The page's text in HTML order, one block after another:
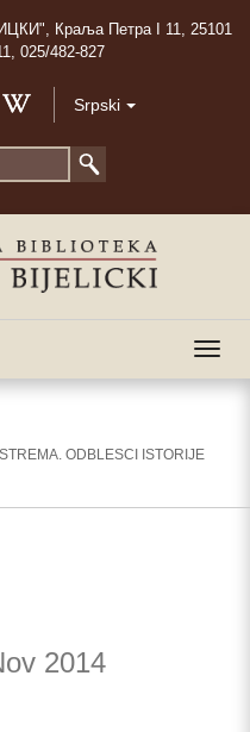
Краља Петра I 11, 25101
025/482-827
Srpski
ODBLESCI ISTORIJE
2014